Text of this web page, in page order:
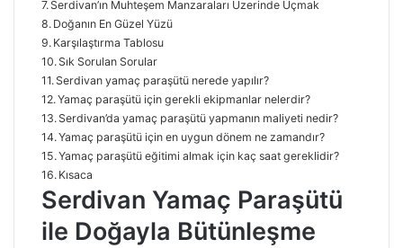
Serdivan’ın Muhteşem Manzaraları Üzerinde Uçmak
Doğanın En Güzel Yüzü
Karşılaştırma Tablosu
Sık Sorulan Sorular
Serdivan yamaç paraşütü nerede yapılır?
Yamaç paraşütü için gerekli ekipmanlar nelerdir?
Serdivan’da yamaç paraşütü yapmanın maliyeti nedir?
Yamaç paraşütü için en uygun dönem ne zamandır?
Yamaç paraşütü eğitimi almak için kaç saat gereklidir?
Kısaca
Serdivan Yamaç Paraşütü
ile Doğayla Bütünleşme